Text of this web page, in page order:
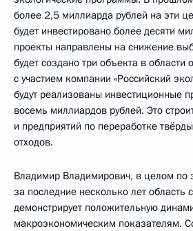
более 2,5 миллиарда рублей на эти
будет инвестировано более десяти
проекты направлены на снижение
будет создано три объекта в
с участием компании «Российский
будут реализованы инвестиционные
восемь миллиардов рублей. Это
и предприятий по переработке
отходов.
Владимир Владимирович, в целом по
за последние несколько лет область
демонстрирует положительную
макроэкономическим показателям.